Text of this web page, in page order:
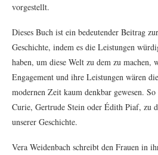
vorgestellt.
Dieses Buch ist ein bedeutender Beitrag
Geschichte, indem es die Leistungen
haben, um diese Welt zu dem zu machen,
Engagement und ihre Leistungen wären
modernen Zeit kaum denkbar gewesen.
Curie, Gertrude Stein oder Édith Piaf, zu
unserer Geschichte.
Vera Weidenbach schreibt den Frauen in